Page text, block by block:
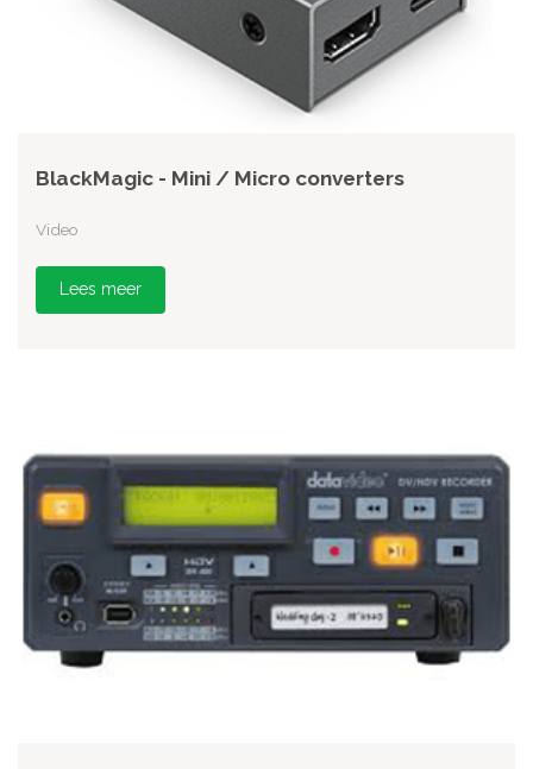
BlackMagic - Mini / Micro converters
Video
Lees meer